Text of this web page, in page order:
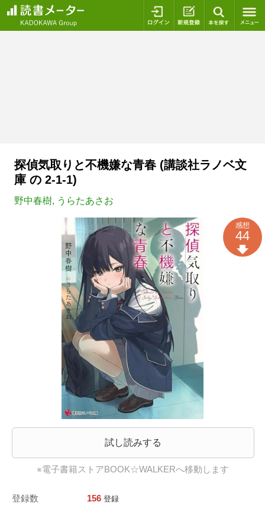
ログイン 新規登録
探偵気取りと不機嫌な青春 (講談社ラノベ文
庫 の 2-1-1)
野中春樹, うらたあさお
試し読みする
※電子書籍ストアBOOK☆WALKERへ移動します
登録数 156 登録
感想
44